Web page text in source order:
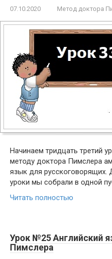
07.10.2020 Метод доктора
Начинаем тридцать третий
методу доктора Пимслера
язык для русcкоговорящих.
уроки мы собрали в одной
Читать полностью
Урок №25 Английский
Пимслера